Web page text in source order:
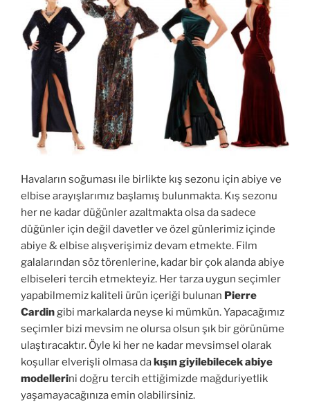
Havaların soğuması ile birlikte kış sezonu için abiye ve
elbise arayışlarımız başlamış bulunmakta. Kış sezonu
her ne kadar düğünler azaltmakta olsa da sadece
düğünler için değil davetler ve özel günlerimiz içinde
abiye & elbise alışverişimiz devam etmekte. Film
galalarından söz törenlerine, kadar bir çok alanda abiye
elbiseleri tercih etmekteyiz. Her tarza uygun seçimler
yapabilmemiz kaliteli ürün içeriği bulunan Pierre
Cardingibi markalarda neyse ki mümkün. Yapacağımız
seçimler bizi mevsim ne olursa olsun şık bir görünüme
ulaştıracaktır. Öyle ki her ne kadar mevsimsel olarak
koşullar elverişli olmasa da kışın giyilebilecek abiye
modellerini doğru tercih ettiğimizde mağduriyetlik
yaşamayacağınıza emin olabilirsiniz.